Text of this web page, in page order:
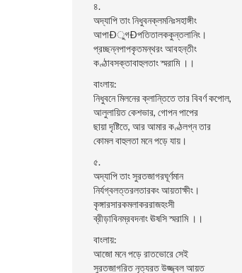
৪.
অদ্যাপি তাং নিধুবনক্লমনিঃসহাঙ্গীং
আপাÐুগÐপতিতালককুন্তলানিং।
প্রচ্ছন্নপাপকৃতমন্থরং আবহন্তীং
কণ্ঠাবসক্তাবাহুলতাং স্মরামি ।।
বাংলায়:
নিধুবনে মিলনের ক্লান্তিতে তার বিবর্ণ কপোল,
আলুলায়িত কেশভার, গোপন পাপের
ছায়া দৃষ্টিতে, আর আমার কণ্ঠলগ্ন তার
কোমল বাহুলতা মনে পড়ে যায়।
৫.
অদ্যাপি তাং সুরতজাগরঘূর্ণমান
নির্যগ্বলত্তরলতারকং আয়তাক্ষীং।
কৃঙ্গারসারকমলাকররাজহংসী
ব্রীড়াবিনম্রবদনাং ঊষসি স্মরামি ।।
বাংলায়:
আজো মনে পড়ে রাতভোরে সেই
সুরতজাগরিত নৃত্যরত উজ্জ্বল আয়ত